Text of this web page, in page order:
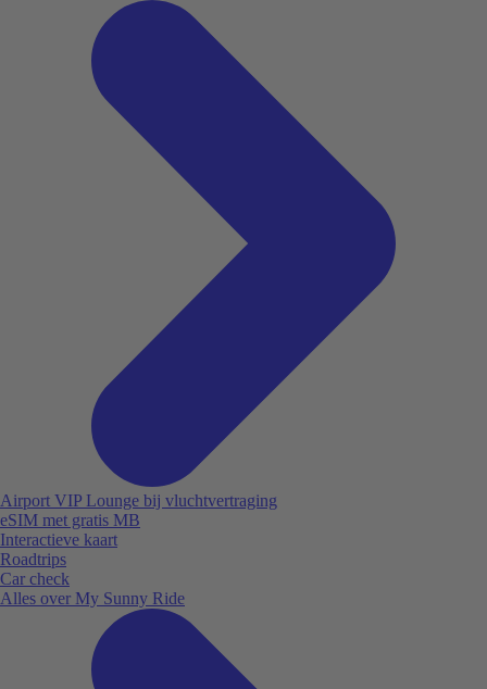
Airport VIP Lounge bij vluchtvertraging
eSIM met gratis MB
Interactieve kaart
Roadtrips
Car check
Alles over My Sunny Ride